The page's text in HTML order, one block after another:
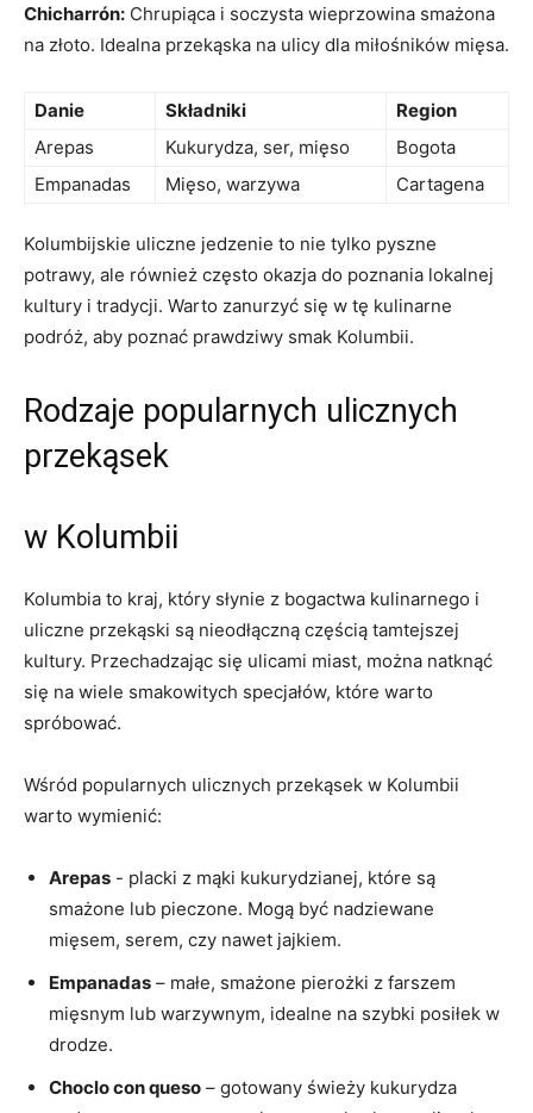
Chicharrón: Chrupiąca‌ i‍ soczysta wieprzowina smażona
na złoto.⁤ Idealna przekąska na ulicy dla miłośników mięsa.
Danie Składniki
Region
Arepas
Kukurydza, ser, ⁢mięso
Bogota
Empanadas
Mięso,⁤ warzywa Cartagena
Kolumbijskie⁢ uliczne jedzenie to ​nie⁢ tylko pyszne
potrawy, ale również często ⁣okazja do ‌poznania lokalnej
kultury i tradycji. Warto zanurzyć się w tę kulinarne
podróż, aby poznać prawdziwy smak Kolumbii.
Rodzaje popularnych ulicznych
przekąsek
‍w Kolumbii
Kolumbia to‍ kraj, który słynie z‌ bogactwa kulinarnego ​i
uliczne przekąski są‍ nieodłączną częścią tamtejszej​
kultury. Przechadzając się ulicami ⁣miast, można natknąć
się na ‌wiele smakowitych specjałów, które warto
spróbować.
Wśród​ popularnych ulicznych przekąsek w Kolumbii
warto wymienić:
Arepas -‌ placki z ⁤mąki kukurydzianej, które⁢ są
smażone lub pieczone. ⁢Mogą ⁢być ⁢nadziewane
mięsem, serem, czy nawet jajkiem.
Empanadas – małe, ⁢smażone pierożki z farszem
mięsnym lub warzywnym, idealne ‌na szybki posiłek w
drodze.
Choclo con queso – gotowany​ świeży kukurydza